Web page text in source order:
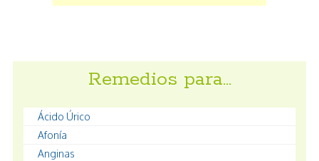
Remedios para…
Ácido Úrico
Afonía
Anginas